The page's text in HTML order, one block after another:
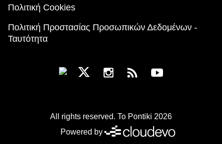
Πολιτική Cookies
Πολιτική Προστασίας Προσωπικών Δεδομένων -
Ταυτότητα
All rights reserved. To Pontiki 2026
Powered by